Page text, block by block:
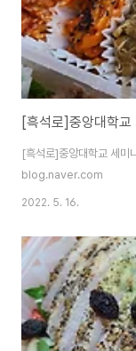
[흑석로]중앙대학교 세미
blog.naver.com
2022. 5. 16.